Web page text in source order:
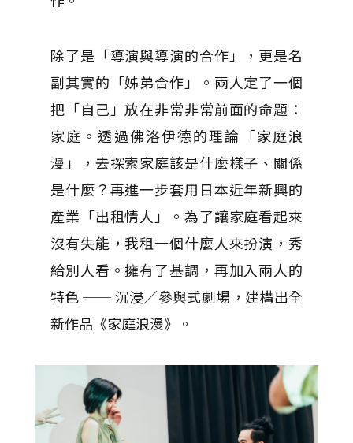
除了是「導演與導演的合作」，更是名
副其實的「姊弟合作」。兩人定了一個
把「自己」放在非常非常前面的命題：
家庭。透過佛洛伊德的理論「家庭浪
漫」，去探索家庭該是什麼樣子、關係
是什麼？再進一步套用日本近年新興的
產業「出租情人」。為了讓家庭看起來
沒有失能，我租一個什麼人來扮演，秀
給別人看。擁有了基調，再加入兩人的
特色 ── 沉浸／參與式劇場，建構出全
新作品《家庭浪漫》。